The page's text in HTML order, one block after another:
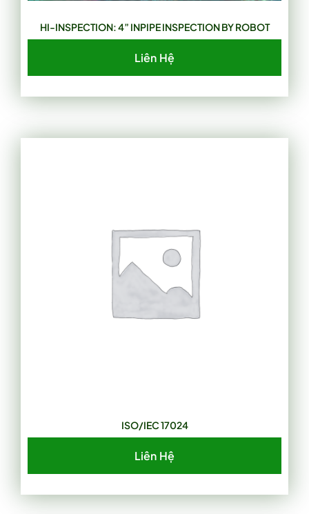
HI-INSPECTION: 4” INPIPE INSPECTION BY ROBOT
Liên Hệ
ISO/IEC 17024
Liên Hệ